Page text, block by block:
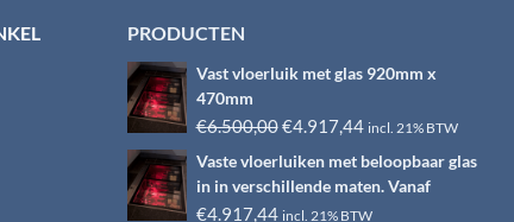
PRODUCTEN
Vast vloerluik met glas 920mm x
470mm
€6.500,00Oorspronkelijke
prijs
was:
€6.500,00.
€4.917,44Huidige
prijs
is:
€4.917,44.
incl. 21% BTW
Vaste vloerluiken met beloopbaar glas
in in verschillende maten. Vanaf
€4.917,44 incl. 21% BTW